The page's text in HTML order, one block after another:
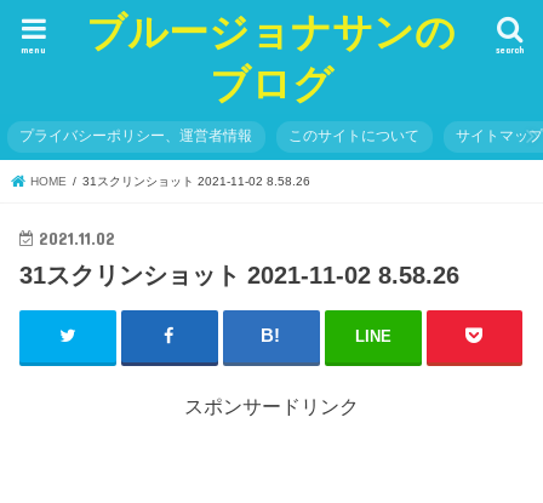
ブルージョナサンの
ブログ
search
menu
プライバシーポリシー、運営者情報 このサイトについて サイトマップ
HOME 31スクリンショット 2021-11-02 8.58.26
2021.11.02
31スクリンショット 2021-11-02 8.58.26
LINE
スポンサードリンク